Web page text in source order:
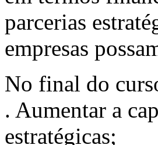
parcerias
empresas
No final do
. Aumentar a
estratégicas;